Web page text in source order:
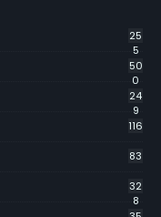
25
5
50
0
24
9
116
83
32
8